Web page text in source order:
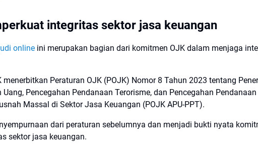
integritas sektor jasa keuangan
online ini merupakan bagian dari komitmen OJK dalam menjaga
menerbitkan Peraturan OJK (POJK) Nomor 8 Tahun 2023 tentang
Pencegahan Pendanaan Terorisme, dan Pencegahan Pendanaan
Massal di Sektor Jasa Keuangan (POJK APU-PPT).
dari peraturan sebelumnya dan menjadi bukti nyata
sektor jasa keuangan.